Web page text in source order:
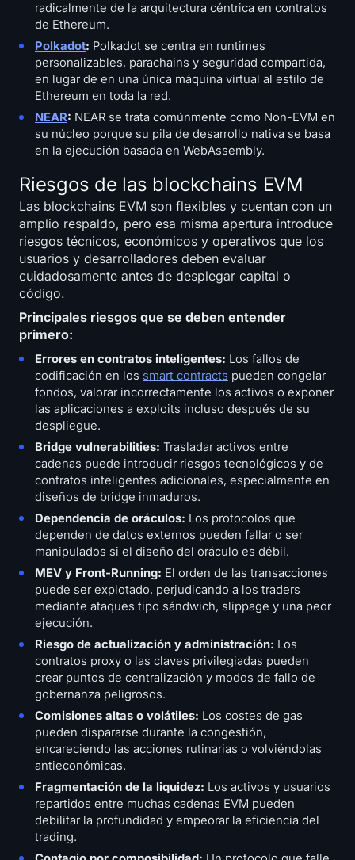
radicalmente de la arquitectura céntrica en contratos
de Ethereum.
Polkadot: Polkadot se centra en runtimes
personalizables, parachains y seguridad compartida,
en lugar de en una única máquina virtual al estilo de
Ethereum en toda la red.
NEAR: NEAR se trata comúnmente como Non-EVM en
su núcleo porque su pila de desarrollo nativa se basa
en la ejecución basada en WebAssembly.
Riesgos de las blockchains EVM
Las blockchains EVM son flexibles y cuentan con un
amplio respaldo, pero esa misma apertura introduce
riesgos técnicos, económicos y operativos que los
usuarios y desarrolladores deben evaluar
cuidadosamente antes de desplegar capital o
código.
Principales riesgos que se deben entender
primero:
Errores en contratos inteligentes: Los fallos de
codificación en los smart contracts pueden congelar
fondos, valorar incorrectamente los activos o exponer
las aplicaciones a exploits incluso después de su
despliegue.
Bridge vulnerabilities: Trasladar activos entre
cadenas puede introducir riesgos tecnológicos y de
contratos inteligentes adicionales, especialmente en
diseños de bridge inmaduros.
Dependencia de oráculos: Los protocolos que
dependen de datos externos pueden fallar o ser
manipulados si el diseño del oráculo es débil.
MEV y Front-Running: El orden de las transacciones
puede ser explotado, perjudicando a los traders
mediante ataques tipo sándwich, slippage y una peor
ejecución.
Riesgo de actualización y administración: Los
contratos proxy o las claves privilegiadas pueden
crear puntos de centralización y modos de fallo de
gobernanza peligrosos.
Comisiones altas o volátiles: Los costes de gas
pueden dispararse durante la congestión,
encareciendo las acciones rutinarias o volviéndolas
antieconómicas.
Fragmentación de la liquidez: Los activos y usuarios
repartidos entre muchas cadenas EVM pueden
debilitar la profundidad y empeorar la eficiencia del
trading.